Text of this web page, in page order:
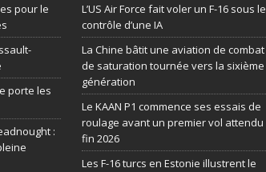
pour le
porte les
:
L’US Air Force fait voler un F-16 sous le
contrôle d’une IA
La Chine bâtit une aviation de combat
de saturation tournée vers la sixième
génération
Le KAAN P1 commence ses essais de
roulage avant un premier vol attendu
fin 2026
Les F-16 turcs en Estonie illustrent le